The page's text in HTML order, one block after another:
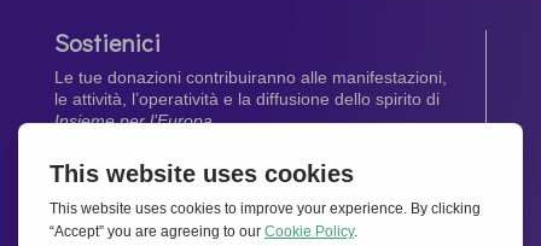
Sostienici
Le tue donazioni contribuiranno alle manifestazioni,
le attività, l’operatività e la diffusione dello spirito di
Insieme per l’Europa.
Dona Ora